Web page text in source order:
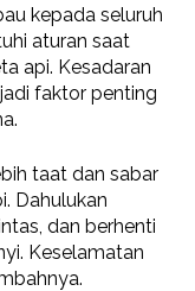
kepada seluruh
aturan saat
api. Kesadaran
faktor penting
taat dan sabar
Dahulukan
dan berhenti
Keselamatan